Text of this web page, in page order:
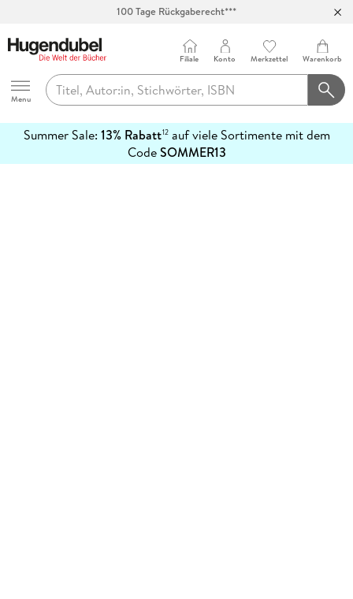
100 Tage Rückgaberecht***
Hugendubel
Menu
Filiale Konto Merkzettel Warenkorb
Summer Sale: 13% Rabatt12auf viele Sortimente mit dem
CodeSOMMER13
erfahren